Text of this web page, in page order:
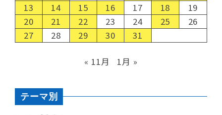
13
14 15 16 17 18
19
20
21 22 23 24 25
26
27
28 29 30 31
« 11月 1月 »
テーマ別